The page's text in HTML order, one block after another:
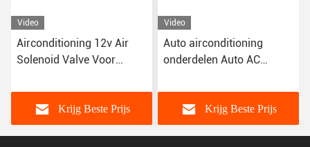
Video
Airconditioning 12v Air
Solenoid Valve Voor
Triumph C-Quante
Krijg Beste Prijs
Video
Auto airconditioning
onderdelen Auto AC
Voor Peugeot 408 3008
Denso typeKrijg Beste Prijs